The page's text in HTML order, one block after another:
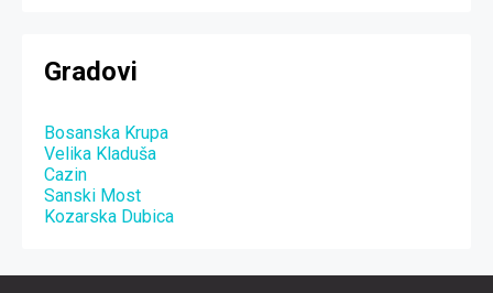
Gradovi
Bosanska Krupa
Velika Kladuša
Cazin
Sanski Most
Kozarska Dubica